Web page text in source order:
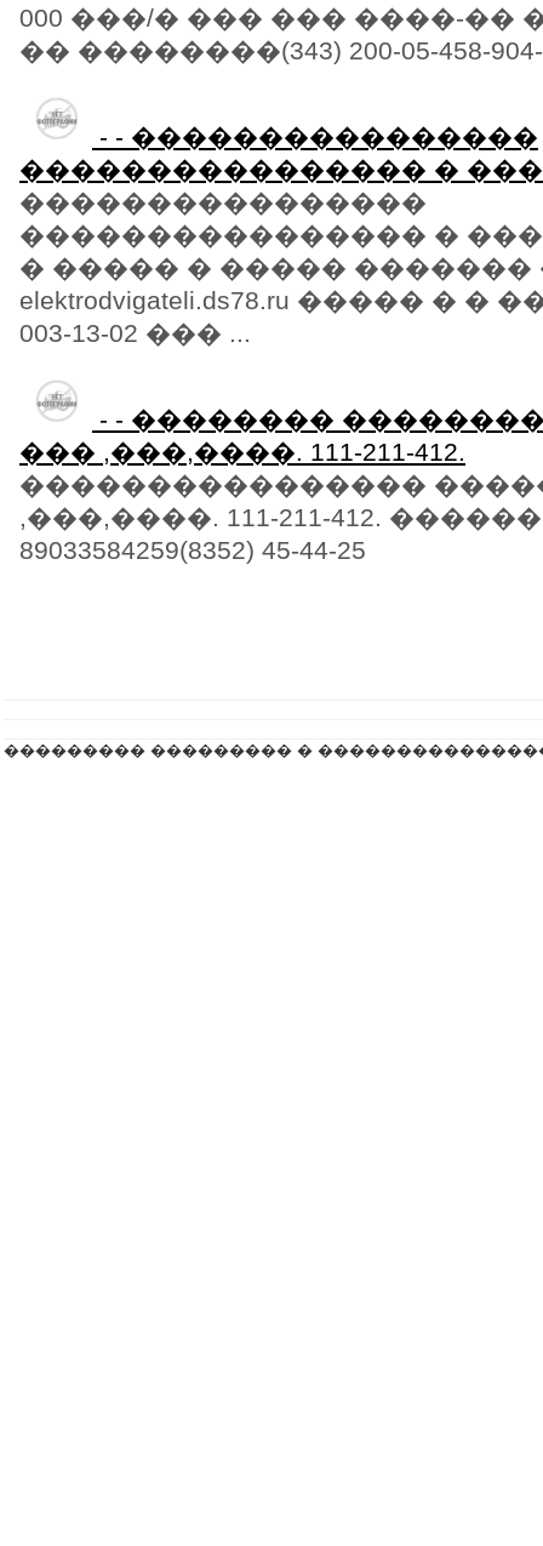
000 ���/� ��� ��� ����-��
�� ��������(343) 200-05-458-904-
- - ����������������
���������������� �
����������������
���������������� �
� ����� � ����� �������
elektrodvigateli.ds78.ru ����� � �
003-13-02 ��� ...
- - ��������
��� ,���,����. 111-211-412.
����������������
,���,����. 111-211-412. ������-
89033584259(8352) 45-44-25
��������� ��������� �